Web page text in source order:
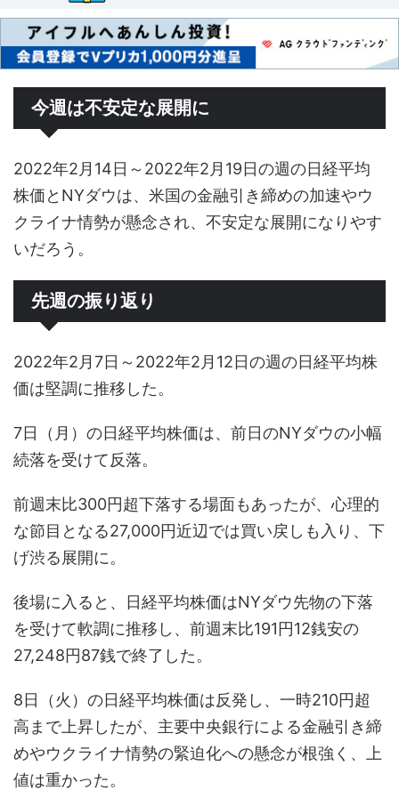
今週は不安定な展開に
2022年2月14日～2022年2月19日の週の日経平均
株価とNYダウは、米国の金融引き締めの加速やウ
クライナ情勢が懸念され、不安定な展開になりやす
いだろう。
先週の振り返り
2022年2月7日～2022年2月12日の週の日経平均株
価は堅調に推移した。
7日（月）の日経平均株価は、前日のNYダウの小幅
続落を受けて反落。
前週末比300円超下落する場面もあったが、心理的
な節目となる27,000円近辺では買い戻しも入り、下
げ渋る展開に。
後場に入ると、日経平均株価はNYダウ先物の下落
を受けて軟調に推移し、前週末比191円12銭安の
27,248円87銭で終了した。
8日（火）の日経平均株価は反発し、一時210円超
高まで上昇したが、主要中央銀行による金融引き締
めやウクライナ情勢の緊迫化への懸念が根強く、上
値は重かった。